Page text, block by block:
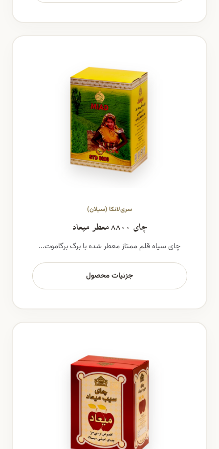
سری‌لانکا (سیلان)
چای ۸۸۰۰ معطر میعاد
چای سیاه قلم ممتاز معطر شده با برگ برگاموت...
جزئیات محصول